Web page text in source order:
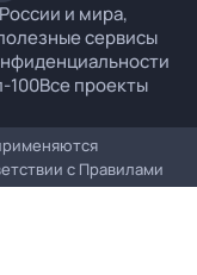
и мира,
сервисы
100Все проекты
с Правилами